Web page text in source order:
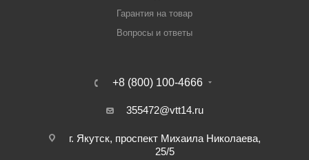
Гарантия на товар
Вопросы и ответы
+8 (800) 100-4666
355472@vtt14.ru
г. Якутск, проспект Михаила Николаева,
25/5